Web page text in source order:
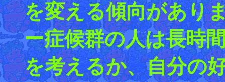
を変える傾向があり
ー症候群の人は長時
を考えるか、自分の